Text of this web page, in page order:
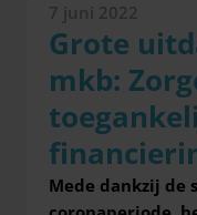
7 juni 2022
Grote
mkb:
Mede dankzij de